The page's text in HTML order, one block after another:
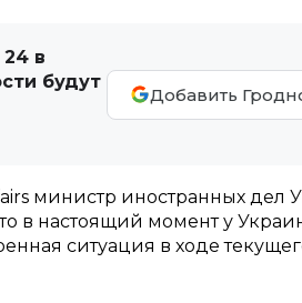
в
будут
Добавить
министр иностранных дел
в настоящий момент у
ситуация в ходе